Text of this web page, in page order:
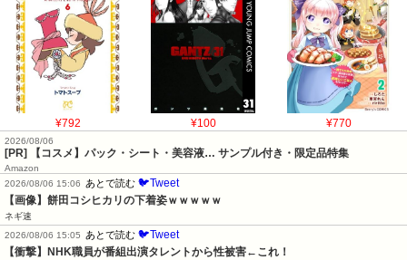
¥792 ¥100 ¥770
2026/08/06
[PR] 【コスメ】パック・シート・美容液… サンプル付き・限定品特集
Amazon
2026/08/06 15:06
あとで読む 🐦Tweet
【画像】餅田コシヒカリの下着姿ｗｗｗｗｗ
ネギ速
2026/08/06 15:05
あとで読む 🐦Tweet
【衝撃】NHK職員が番組出演タレントから性被害←これ！